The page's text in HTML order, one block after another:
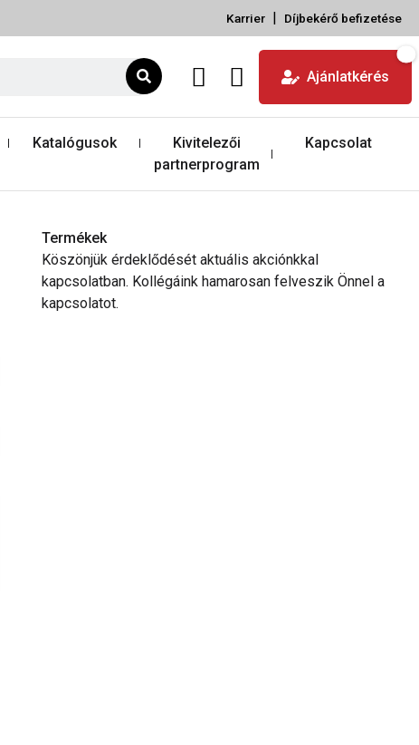
Karrier | Díjbekérő befizetése
Ajánlatkérés
Katalógusok
Kivitelezői
partnerprogram
Kapcsolat
Termékek
Köszönjük érdeklődését aktuális akciónkkal
kapcsolatban. Kollégáink hamarosan felveszik Önnel a
kapcsolatot.